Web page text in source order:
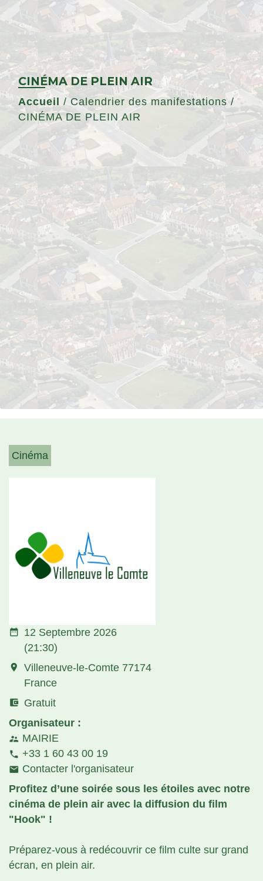
CINÉMA DE PLEIN AIR
Accueil / Calendrier des manifestations/
CINÉMA DE PLEIN AIR
Cinéma
date_range
12 Septembre 2026
(21:30)
room
Villeneuve-le-Comte 77174
France
account_balance_wallet
Gratuit
Organisateur :
supervisor_account MAIRIE
phone +33 1 60 43 00 19
email Contacter l'organisateur
Profitez d’une soirée sous les étoiles avec notre
cinéma de plein air avec la diffusion du film
"Hook" !
Préparez-vous à redécouvrir ce film culte sur grand
écran, en plein air.